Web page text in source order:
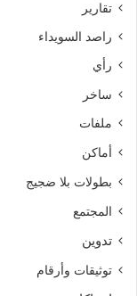
تقارير
راصد السويداء
رأي
ساخر
ملفات
أماكن
بطولات بلا ضجيج
المجتمع
تدوين
توثيقات وأرقام